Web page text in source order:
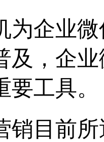
为企业
及，企
工具。
销目前